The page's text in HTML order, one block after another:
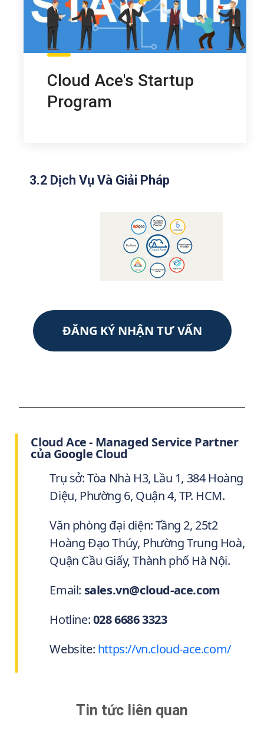
Cloud Ace's Startup
Program
3.2 Dịch Vụ Và Giải Pháp
ĐĂNG KÝ NHẬN TƯ VẤN
Cloud Ace - Managed Service Partner
của Google Cloud
Trụ sở: Tòa Nhà H3, Lầu 1, 384 Hoàng
Diệu, Phường 6, Quận 4, TP. HCM.
Văn phòng đại diện: Tầng 2, 25t2
Hoàng Đạo Thúy, Phường Trung Hoà,
Quận Cầu Giấy, Thành phố Hà Nội.
Email: sales.vn@cloud-ace.com
Hotline:028 6686 3323
Website: https://vn.cloud-ace.com/
Tin tức liên quan